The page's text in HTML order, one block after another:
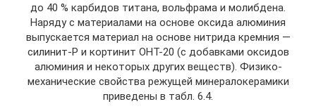
до 40 % карбидов титана, вольфрама и молибдена.
Наряду с материалами на основе оксида алюминия
выпускается материал на основе нитрида кремния —
силинит-Р и кортинит ОНТ-20 (с добавками оксидов
алюминия и неко­торых других веществ). Физико-
механические свойства режущей минералокерамики
приведены в табл. 6.4.